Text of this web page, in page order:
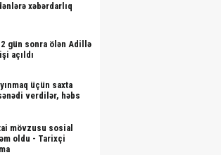
xəbərdarlıq
gün sonra ölən Adillə
açıldı
üçün saxta
verdilər, həbs
mövzusu sosial
oldu - Tarixçi